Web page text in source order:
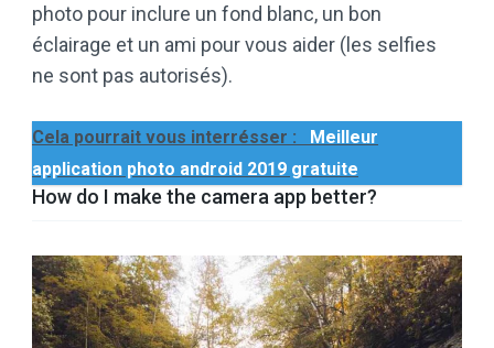
photo pour inclure un fond blanc, un bon
éclairage et un ami pour vous aider (les selfies
ne sont pas autorisés).
Cela pourrait vous interrésser :
Meilleur
application photo android 2019 gratuite
How do I make the camera app better?